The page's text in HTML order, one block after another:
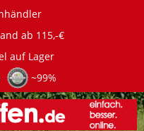
ab 115,-€
auf Lager
~99%